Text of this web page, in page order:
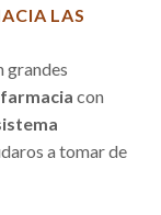
LAS
grandes
con
a tomar de